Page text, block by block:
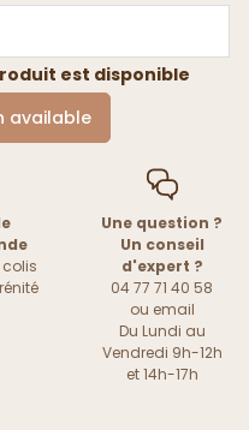
est disponible
available
colis
Une question ?
Un conseil
d'expert ?
04 77 71 40 58
ou email
Du Lundi au
Vendredi 9h-12h
et 14h-17h